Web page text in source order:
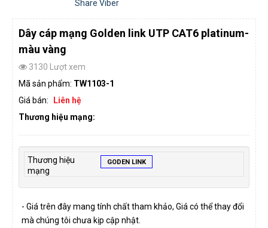
Share Viber
Dây cáp mạng Golden link UTP CAT6 platinum-
màu vàng
3130 Lượt xem
Mã sản phẩm: TW1103-1
Giá bán:
Liên hệ
Thương hiệu mạng:
Thương hiệu
mạng
GODEN LINK
- Giá trên đây mang tính chất tham khảo, Giá có thể thay đổi
mà chúng tôi chưa kịp cập nhật.